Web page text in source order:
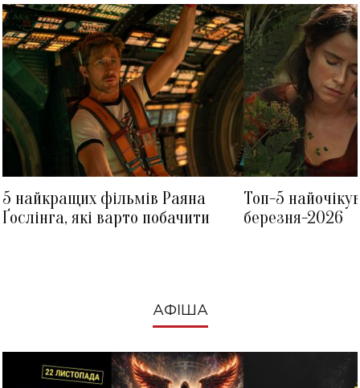
5 найкращих фільмів Раяна
Ґослінга, які варто побачити
Топ-5
березня-2026
АФІША